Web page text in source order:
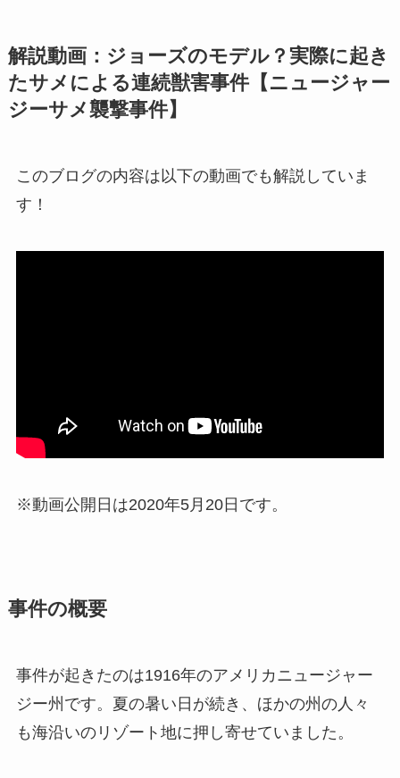
解説動画：ジョーズのモデル？実際に起き
たサメによる連続獣害事件【ニュージャー
ジーサメ襲撃事件】
このブログの内容は以下の動画でも解説していま
す！
※動画公開日は2020年5月20日です。
事件の概要
事件が起きたのは1916年のアメリカニュージャー
ジー州です。夏の暑い日が続き、ほかの州の人々
も海沿いのリゾート地に押し寄せていました。